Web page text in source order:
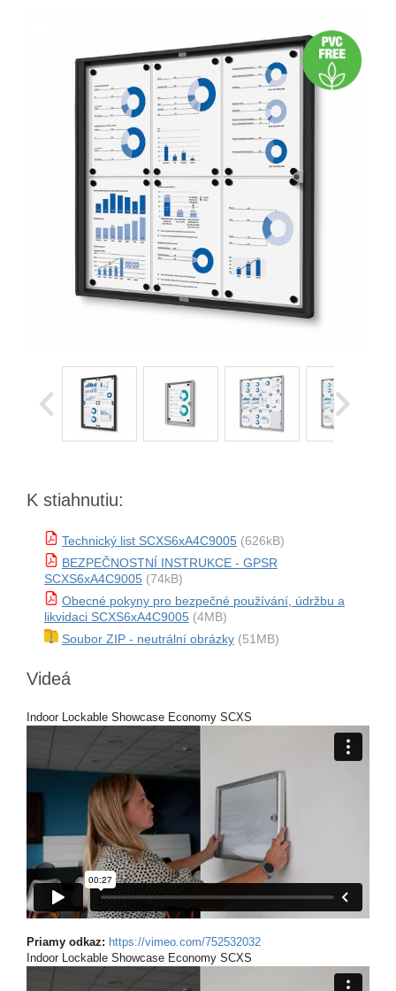
K stiahnutiu:
Technický list SCXS6xA4C9005 (626kB)
BEZPEČNOSTNÍ INSTRUKCE - GPSR
SCXS6xA4C9005 (74kB)
Obecné pokyny pro bezpečné používání, údržbu a
likvidaci SCXS6xA4C9005 (4MB)
Soubor ZIP - neutrální obrázky (51MB)
Videá
Indoor Lockable Showcase Economy SCXS
Priamy odkaz: https://vimeo.com/752532032
Indoor Lockable Showcase Economy SCXS